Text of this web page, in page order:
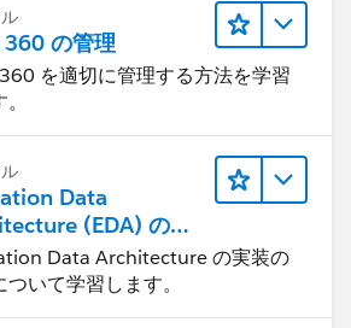
の管理
を適切に管理する方法を学習
Data
(EDA) の管
Data Architecture の実装の
ついて学習します。